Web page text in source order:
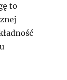
to